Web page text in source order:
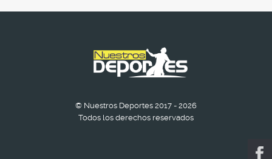
© Nuestros Deportes 2017 - 2026
Todos los derechos reservados